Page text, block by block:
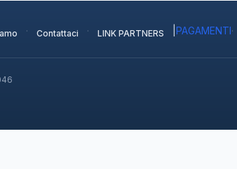
· Contattaci · LINK PARTNERS PAGAMENTI·